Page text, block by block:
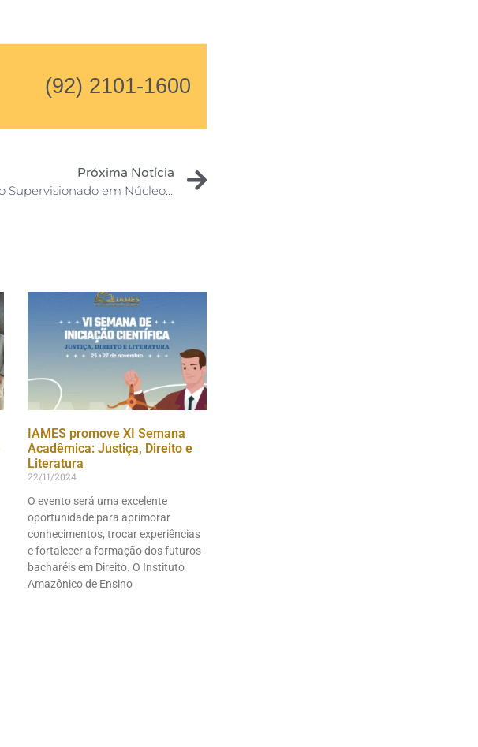
(92) 2101-1600
Próxima Notícia
IAMES inicia segundo Estágio Supervisionado em Núcleo de Práticas Jurídicas
IAMES promove XI Semana
Acadêmica: Justiça, Direito e
Literatura
22/11/2024
O evento será uma excelente
oportunidade para aprimorar
conhecimentos, trocar experiências
e fortalecer a formação dos futuros
bacharéis em Direito. O Instituto
Amazônico de Ensino